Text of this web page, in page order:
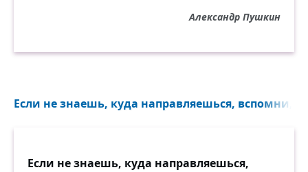
Александр Пушкин
Если не знаешь, куда направляешься, вспомни,
Если не знаешь, куда направляешься,